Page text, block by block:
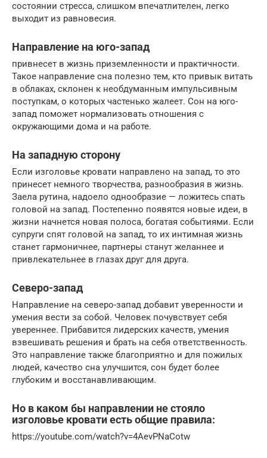
состоянии стресса, слишком впечатлителен, легко
выходит из равновесия.
Направление на юго-запад
привнесет в жизнь приземленности и практичности.
Такое направление сна полезно тем, кто привык витать
в облаках, склонен к необдуманным импульсивным
поступкам, о которых частенько жалеет. Сон на юго-
запад поможет нормализовать отношения с
окружающими дома и на работе.
На западную сторону
Если изголовье кровати направлено на запад, то это
принесет немного творчества, разнообразия в жизнь.
Заела рутина, надоело однообразие — ложитесь спать
головой на запад. Постепенно появятся новые идеи, в
жизни начнется новая полоса, богатая событиями. Если
супруги спят головой на запад, то их интимная жизнь
станет гармоничнее, партнеры станут желаннее и
привлекательнее в глазах друг для друга.
Северо-запад
Направление на северо-запад добавит уверенности и
умения вести за собой. Человек почувствует себя
увереннее. Прибавится лидерских качеств, умения
взвешивать решения и брать на себя ответственность.
Это направление также благоприятно и для пожилых
людей, качество сна улучшится, сон будет более
глубоким и восстанавливающим.
Но в каком бы направлении не стояло
изголовье кровати есть общие правила:
https://youtube.com/watch?v=4AevPNaCotw